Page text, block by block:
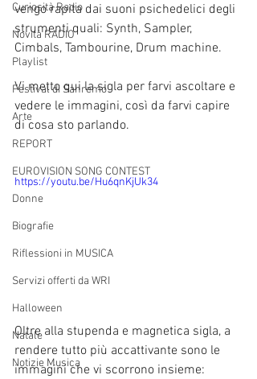
Curiosità Radio
Novità RADIO
Playlist
Festival di Sanremo
Arte
REPORT
EUROVISION SONG CONTEST
Donne
Biografie
Riflessioni in MUSICA
Servizi offerti da WRI
Halloween
Natale
Notizie Musica
vengo rapita dai suoni psichedelici degli
strumenti quali: Synth, Sampler,
Cimbals, Tambourine, Drum machine.
Vi metto qui la sigla per farvi ascoltare e
vedere le immagini, così da farvi capire
di cosa sto parlando.
https://youtu.be/Hu6qnKjUk34
Oltre alla stupenda e magnetica sigla, a
rendere tutto più accattivante sono le
immagini che vi scorrono insieme: